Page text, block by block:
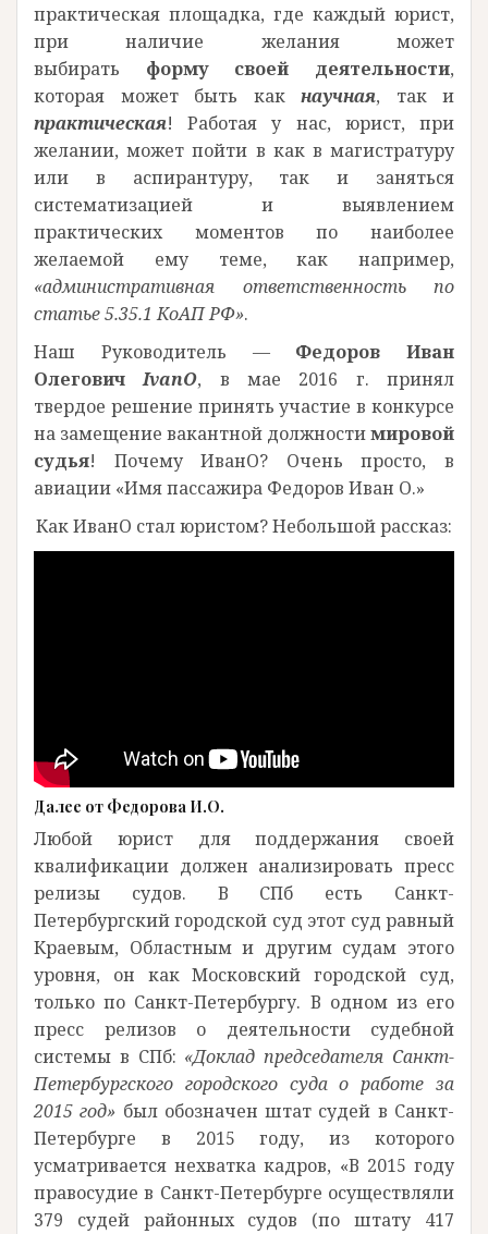
практическая площадка, где каждый юрист,
при наличие желания может
выбирать форму своей деятельности,
которая может быть как научная, так и
практическая! Работая у нас, юрист, при
желании, может пойти в как в магистратуру
или в аспирантуру, так и заняться
систематизацией и выявлением
практических моментов по наиболее
желаемой ему теме, как например,
«административная ответственность по
статье 5.35.1 КоАП РФ».
Наш Руководитель — Федоров Иван
ОлеговичIvanO, в мае 2016 г. принял
твердое решение принять участие в конкурсе
на замещение вакантной должностимировой
судья! Почему ИванО? Очень просто, в
авиации «Имя пассажира Федоров Иван О.»
Как ИванО стал юристом? Небольшой рассказ:
Далее от Федорова И.О.
Любой юрист для поддержания своей
квалификации должен анализировать пресс
релизы судов. В СПб есть Санкт-
Петербургский городской суд этот суд равный
Краевым, Областным и другим судам этого
уровня, он как Московский городской суд,
только по Санкт-Петербургу. В одном из его
пресс релизов о деятельности судебной
системы в СПб: «Доклад председателя Санкт-
Петербургского городского суда о работе за
2015 год» был обозначен штат судей в Санкт-
Петербурге в 2015 году, из которого
усматривается нехватка кадров, «В 2015 году
правосудие в Санкт-Петербурге осуществляли
379 судей районных судов (по штату 417